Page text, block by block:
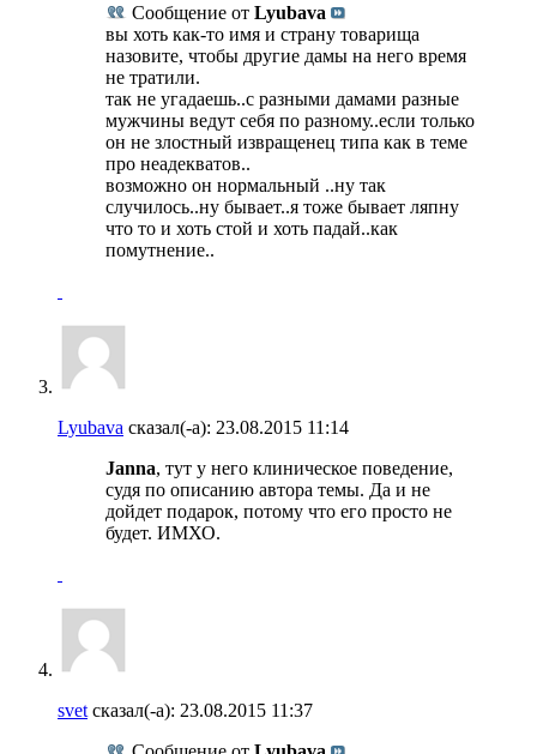
Сообщение от Lyubava
вы хоть как-то имя и страну товарища
назовите, чтобы другие дамы на него время
не тратили.
так не угадаешь..с разными дамами разные
мужчины ведут себя по разному..если только
он не злостный извращенец типа как в теме
про неадекватов..
возможно он нормальный ..ну так
случилось..ну бывает..я тоже бывает ляпну
что то и хоть стой и хоть падай..как
помутнение..
Lyubava сказал(-а): 23.08.2015 11:14
Janna, тут у него клиническое поведение,
судя по описанию автора темы. Да и не
дойдет подарок, потому что его просто не
будет. ИМХО.
svet сказал(-а): 23.08.2015 11:37